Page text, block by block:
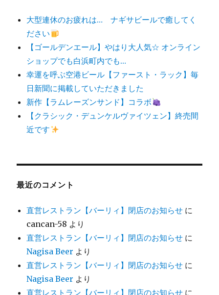
大型連休のお疲れは… ナギサビールで癒してく
ださい
【ゴールデンエール】やはり大人気☆ オンライン
ショップでも白浜町内でも…
幸運を呼ぶ空港ビール【ファースト・ラック】毎
日新聞に掲載していただきました
新作【ラムレーズンサンド】コラボ
【クラシック・デュンケルヴァイツェン】終売間
近です
最近のコメント
直営レストラン【バーリィ】閉店のお知らせ に
cancan-58 より
直営レストラン【バーリィ】閉店のお知らせ に
Nagisa Beer より
直営レストラン【バーリィ】閉店のお知らせ に
Nagisa Beer より
直営レストラン【バーリィ】閉店のお知らせ に